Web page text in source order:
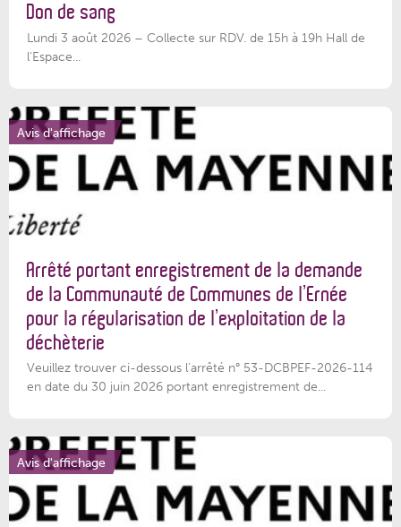
Don de sang
Lundi 3 août 2026 – Collecte sur RDV. de 15h à 19h Hall de
l'Espace...
Avis d'affichage
Arrêté portant enregistrement de la demande
de la Communauté de Communes de l’Ernée
pour la régularisation de l’exploitation de la
déchèterie
Veuillez trouver ci-dessous l'arrêté n° 53-DCBPEF-2026-114
en date du 30 juin 2026 portant enregistrement de...
Avis d'affichage